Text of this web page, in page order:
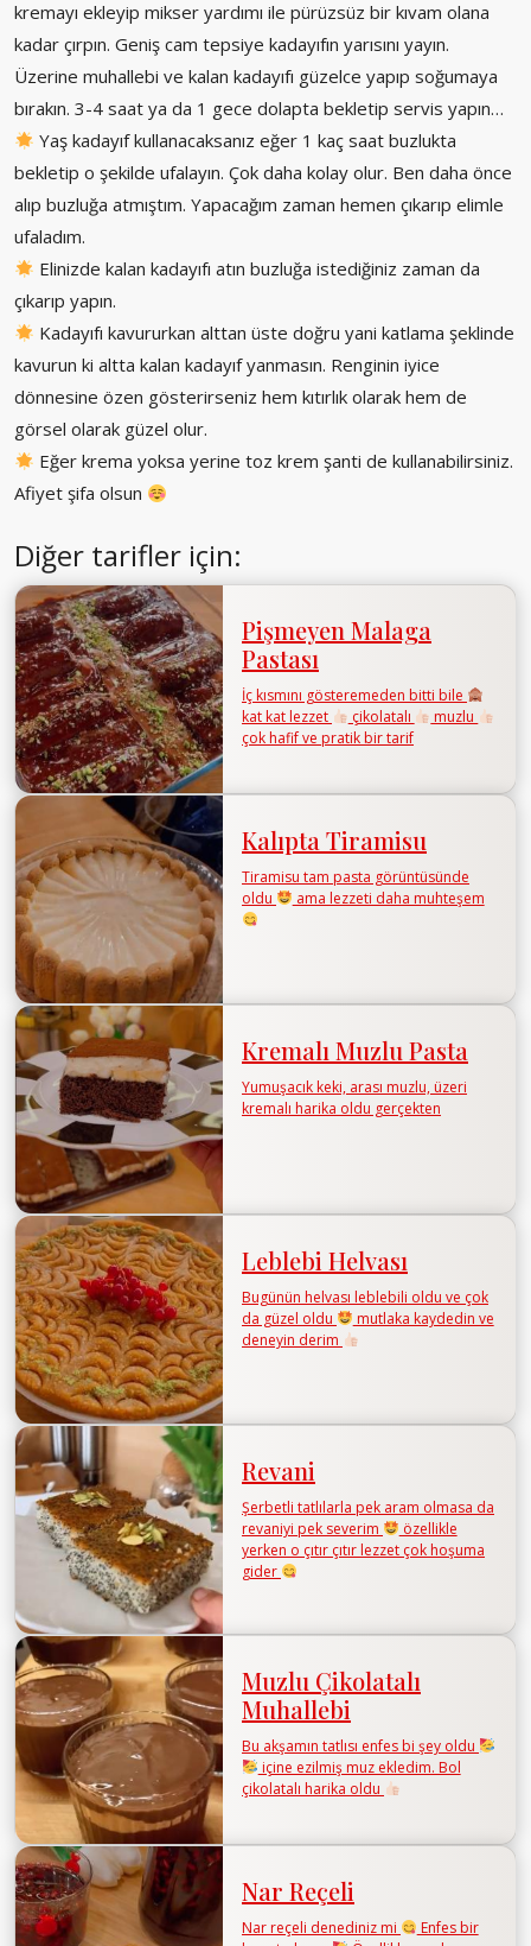
kremayı ekleyip mikser yardımı ile pürüzsüz bir kıvam olana
kadar çırpın. Geniş cam tepsiye kadayıfın yarısını yayın.
Üzerine muhallebi ve kalan kadayıfı güzelce yapıp soğumaya
bırakın. 3-4 saat ya da 1 gece dolapta bekletip servis yapın…
Yaş kadayıf kullanacaksanız eğer 1 kaç saat buzlukta
bekletip o şekilde ufalayın. Çok daha kolay olur. Ben daha önce
alıp buzluğa atmıştım. Yapacağım zaman hemen çıkarıp elimle
ufaladım.
Elinizde kalan kadayıfı atın buzluğa istediğiniz zaman da
çıkarıp yapın.
Kadayıfı kavururkan alttan üste doğru yani katlama şeklinde
kavurun ki altta kalan kadayıf yanmasın. Renginin iyice
dönnesine özen gösterirseniz hem kıtırlık olarak hem de
görsel olarak güzel olur.
Eğer krema yoksa yerine toz krem şanti de kullanabilirsiniz.
Afiyet şifa olsun
Diğer tarifler için:
Pişmeyen Malaga
Pastası
İç kısmını gösteremeden bitti bile
kat kat lezzet
çikolatalı
muzlu
çok hafif ve pratik bir tarif
Kalıpta Tiramisu
Tiramisu tam pasta görüntüsünde
oldu
ama lezzeti daha muhteşem
Kremalı Muzlu Pasta
Yumuşacık keki, arası muzlu, üzeri
kremalı harika oldu gerçekten
Leblebi Helvası
Bugünün helvası leblebili oldu ve çok
da güzel oldu
mutlaka kaydedin ve
deneyin derim
Revani
Şerbetli tatlılarla pek aram olmasa da
revaniyi pek severim
özellikle
yerken o çıtır çıtır lezzet çok hoşuma
gider
Muzlu Çikolatalı
Muhallebi
Bu akşamın tatlısı enfes bi şey oldu
içine ezilmiş muz ekledim. Bol
çikolatalı harika oldu
Nar Reçeli
Nar reçeli denediniz mi
Enfes bir